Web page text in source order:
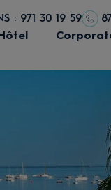
: 971 30 19 59